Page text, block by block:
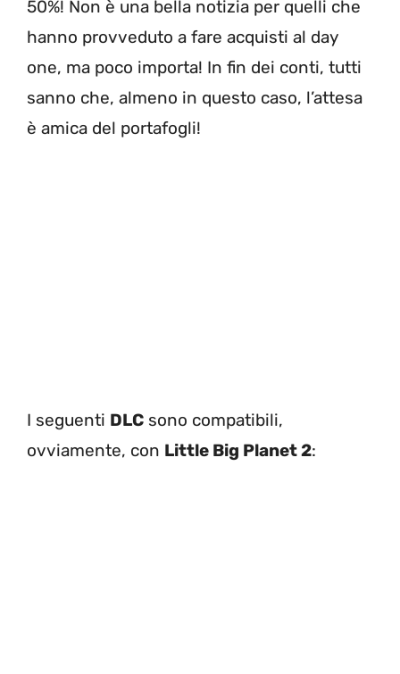
50%! Non è una bella notizia per quelli che
hanno provveduto a fare acquisti al day
one, ma poco importa! In fin dei conti, tutti
sanno che, almeno in questo caso, l’attesa
è amica del portafogli!
I seguenti DLC sono compatibili,
ovviamente, con Little Big Planet 2: